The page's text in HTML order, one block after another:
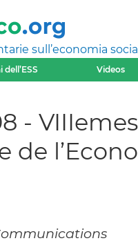
sull’economia
Videos
-
de